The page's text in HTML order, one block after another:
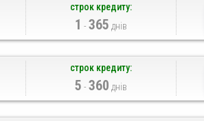
строк кредиту:
1 -365 днів
строк кредиту:
5 -360 днів